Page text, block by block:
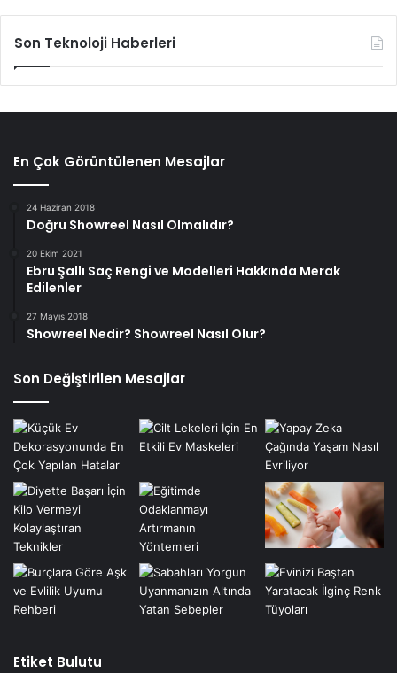
Son Teknoloji Haberleri
En Çok Görüntülenen Mesajlar
24 Haziran 2018
Doğru Showreel Nasıl Olmalıdır?
20 Ekim 2021
Ebru Şallı Saç Rengi ve Modelleri Hakkında Merak
Edilenler
27 Mayıs 2018
Showreel Nedir? Showreel Nasıl Olur?
Son Değiştirilen Mesajlar
Etiket Bulutu